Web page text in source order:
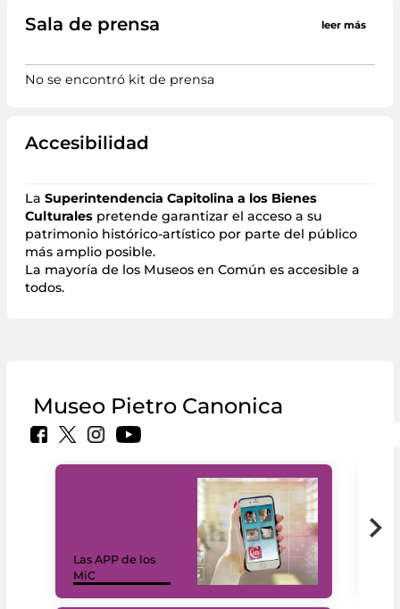
Sala de prensa leer más
No se encontró kit de prensa
Accesibilidad
La Superintendencia Capitolina a los Bienes
Culturales pretende garantizar el acceso a su
patrimonio histórico-artístico por parte del público
más amplio posible.
La mayoría de los Museos en Común es accesible a
todos.
Museo Pietro Canonica
Las APP de los
MiC